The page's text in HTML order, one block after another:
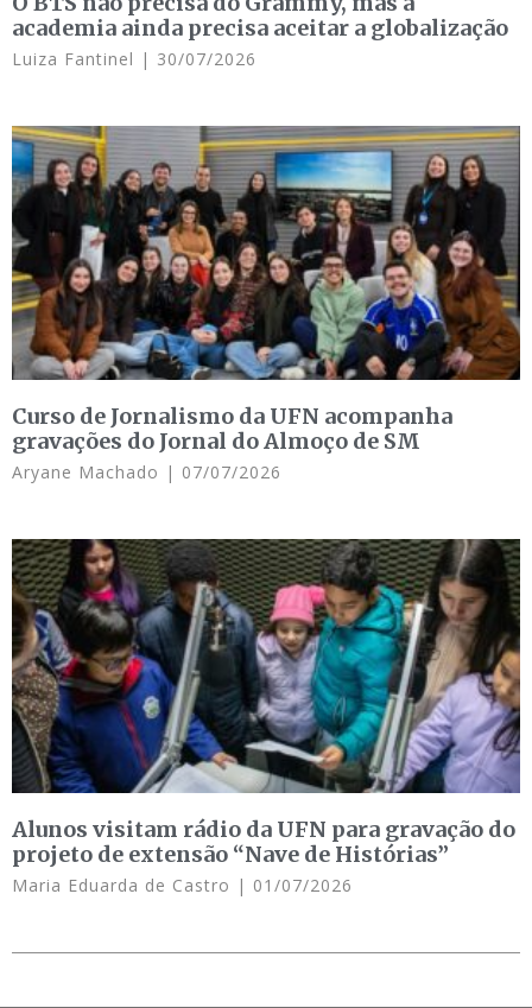
academia ainda precisa aceitar a globalização
Luiza Fantinel 30/07/2026
Curso de Jornalismo da UFN acompanha
gravações do Jornal do Almoço de SM
Aryane Machado 07/07/2026
Alunos visitam rádio da UFN para gravação do
projeto de extensão “Nave de Histórias”
Maria Eduarda de Castro 01/07/2026